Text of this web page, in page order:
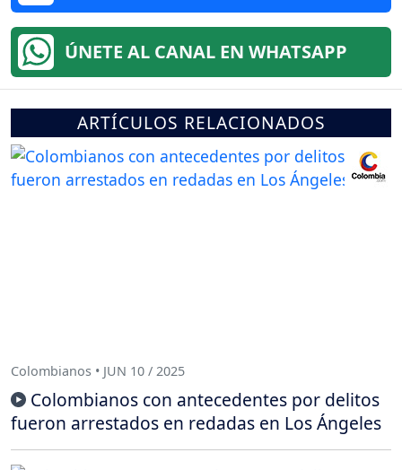
ÚNETE AL CANAL EN WHATSAPP
ARTÍCULOS RELACIONADOS
Colombianos • JUN 10 / 2025
Colombianos con antecedentes por delitos
fueron arrestados en redadas en Los Ángeles